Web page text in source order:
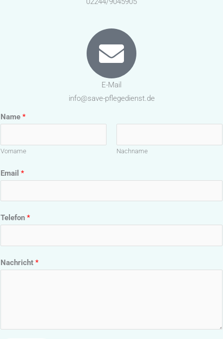
E-Mail
info@save-pflegedienst.de
Name *
Vorname Nachname
Email *
Telefon *
Nachricht *